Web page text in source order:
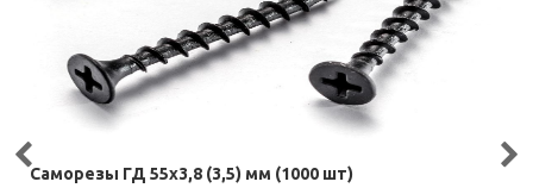
Саморезы ГД 55х3,8 (3,5) мм (1000 шт)